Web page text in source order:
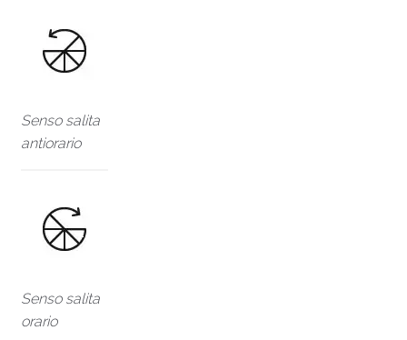
Senso salita
antiorario
Senso salita
orario